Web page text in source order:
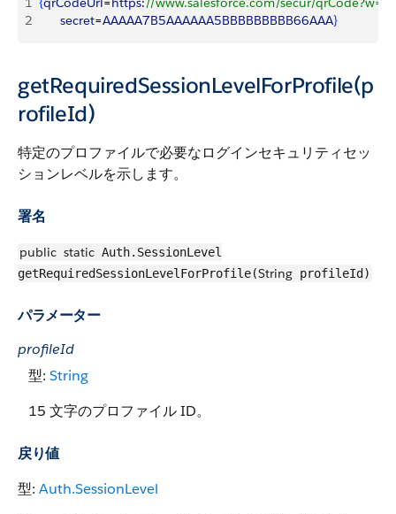
2
      secret
=AAAAA7B5AAAAAA5BBBBBBBBB66AAA}
getRequiredSessionLevelForProfile(p
rofileId)
特定のプロファイルで必要なログインセキュリティセッ
ションレベルを示します。
署名
public static Auth.SessionLevel
getRequiredSessionLevelForProfile(String profileId)
パラメーター
profileId
型: String
15 文字のプロファイル ID。
戻り値
型: Auth.SessionLevel